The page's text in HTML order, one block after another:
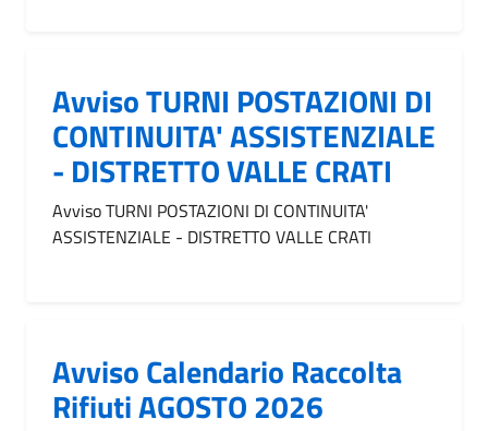
Avviso TURNI POSTAZIONI DI
CONTINUITA' ASSISTENZIALE
- DISTRETTO VALLE CRATI
Avviso TURNI POSTAZIONI DI CONTINUITA'
ASSISTENZIALE - DISTRETTO VALLE CRATI
Avviso Calendario Raccolta
Rifiuti AGOSTO 2026